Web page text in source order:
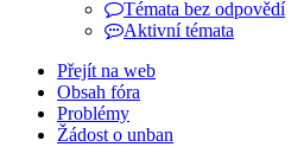
Témata bez odpovědí
Aktivní témata
Přejít na web
Obsah fóra
Problémy
Žádost o unban